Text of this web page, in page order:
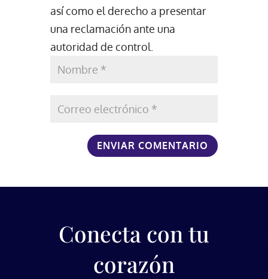
así como el derecho a presentar
una reclamación ante una
autoridad de control.
Conecta con tu
corazón